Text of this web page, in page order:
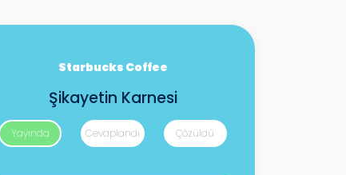
Starbucks Coffee
Şikayetin Karnesi
Yayında Cevaplandı Çözüldü